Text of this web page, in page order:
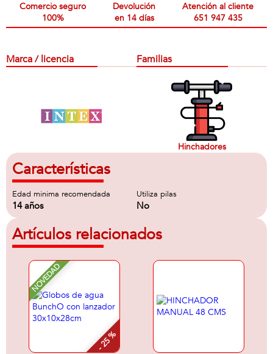
Comercio seguro
100%
Devolución
en 14 días
Atención al cliente
651 947 435
Marca / licencia Familias
Hinchadores
Características
Edad minima recomendada
14 años
Utiliza pilas
No
Artículos relacionados
NOVEDAD
- 25 %